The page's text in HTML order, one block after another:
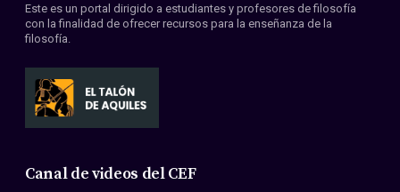
Convenios
Este es un portal dirigido a estudiantes y profesores de filosofía
con la finalidad de ofrecer recursos para la enseñanza de la
filosofía.
Canal de videos del CEF